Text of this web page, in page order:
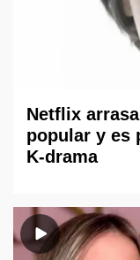
Netflix
popular y es
K-drama